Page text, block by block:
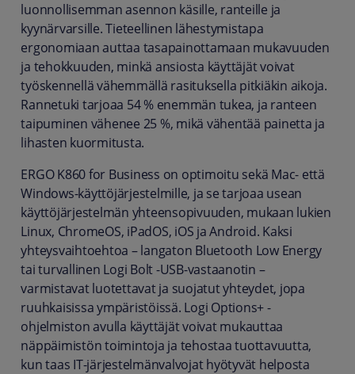
luonnollisemman asennon käsille, ranteille ja
kyynärvarsille. Tieteellinen lähestymistapa
ergonomiaan auttaa tasapainottamaan mukavuuden
ja tehokkuuden, minkä ansiosta käyttäjät voivat
työskennellä vähemmällä rasituksella pitkiäkin aikoja.
Rannetuki tarjoaa 54 % enemmän tukea, ja ranteen
taipuminen vähenee 25 %, mikä vähentää painetta ja
lihasten kuormitusta.
ERGO K860 for Business on optimoitu sekä Mac- että
Windows-käyttöjärjestelmille, ja se tarjoaa usean
käyttöjärjestelmän yhteensopivuuden, mukaan lukien
Linux, ChromeOS, iPadOS, iOS ja Android. Kaksi
yhteysvaihtoehtoa – langaton Bluetooth Low Energy
tai turvallinen Logi Bolt -USB-vastaanotin –
varmistavat luotettavat ja suojatut yhteydet, jopa
ruuhkaisissa ympäristöissä. Logi Options+ -
ohjelmiston avulla käyttäjät voivat mukauttaa
näppäimistön toimintoja ja tehostaa tuottavuutta,
kun taas IT-järjestelmänvalvojat hyötyvät helposta